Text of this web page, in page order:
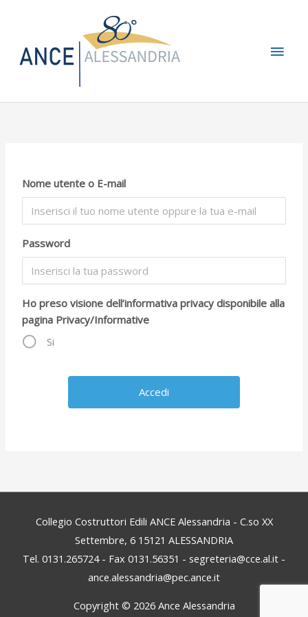
Nome utente o E-mail
Password
Ho preso visione dell’informativa privacy disponibile alla
pagina Privacy/Informative
Si
Collegio Costruttori Edili ANCE Alessandria - C.so XX
Settembre, 6 15121 ALESSANDRIA
Tel. 0131.265724 - Fax 0131.56351 - segreteria@cce.al.it -
ance.alessandria@pec.ance.it
Copyright © 2026 Ance Alessandria